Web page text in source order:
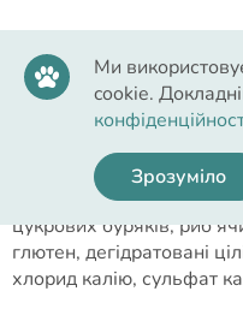
Cклад
дегідратована
рис (20%),
курячий жир, гідролізат
цукрових буряків,
глютен, дегідратовані
хлорид калію, сульфат
Ми
cookie.
Зрозуміло